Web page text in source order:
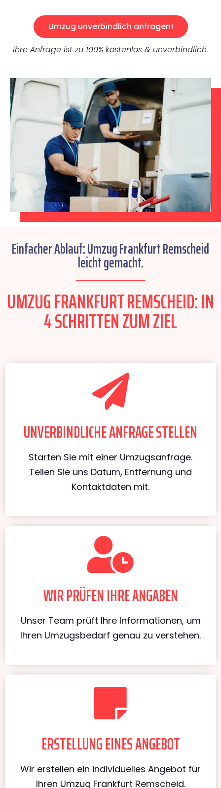
Umzug unverbindlich anfragen!
Ihre Anfrage ist zu 100% kostenlos & unverbindlich.
Einfacher Ablauf: Umzug Frankfurt Remscheid
leicht gemacht.
UMZUG FRANKFURT REMSCHEID: IN
4 SCHRITTEN ZUM ZIEL
UNVERBINDLICHE ANFRAGE STELLEN
Starten Sie mit einer Umzugsanfrage.
Teilen Sie uns Datum, Entfernung und
Kontaktdaten mit.
WIR PRÜFEN IHRE ANGABEN
Unser Team prüft Ihre Informationen, um
Ihren Umzugsbedarf genau zu verstehen.
ERSTELLUNG EINES ANGEBOT
Wir erstellen ein individuelles Angebot für
Ihren Umzug Frankfurt Remscheid.